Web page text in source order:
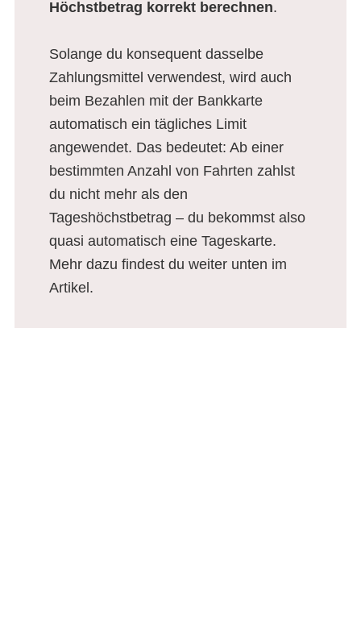
Höchstbetrag korrekt berechnen.
Solange du konsequent dasselbe
Zahlungsmittel verwendest, wird auch
beim Bezahlen mit der Bankkarte
automatisch ein tägliches Limit
angewendet. Das bedeutet: Ab einer
bestimmten Anzahl von Fahrten zahlst
du nicht mehr als den
Tageshöchstbetrag – du bekommst also
quasi automatisch eine Tageskarte.
Mehr dazu findest du weiter unten im
Artikel.